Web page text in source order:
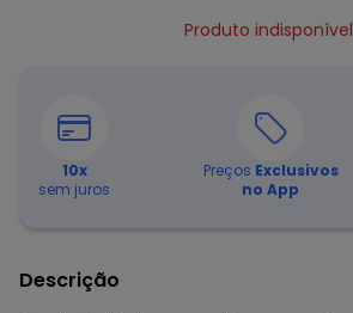
Produto indisponível
10x
sem juros
Preços Exclusivos
no App
Descrição